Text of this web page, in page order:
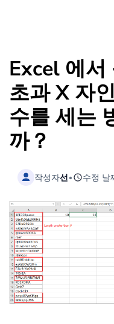
Excel 에서
초과 X 자
수를 세는
까？
작성자선• 수정 날